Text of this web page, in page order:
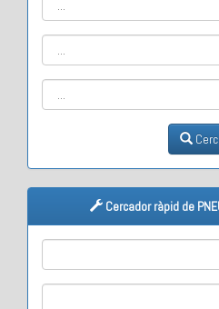
Cercador ràpid de